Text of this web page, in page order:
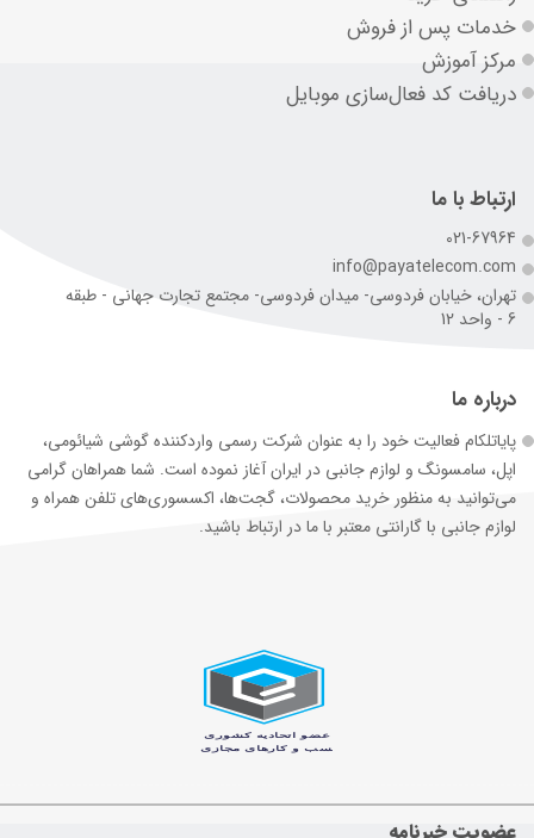
خدمات پس از فروش
مرکز آموزش
دریافت کد فعال‌سازی موبایل
ارتباط با ما
021-67964
info@payatelecom.com
تهران، خیابان فردوسی- میدان فردوسی- مجتمع تجارت جهانی - طبقه
6 - واحد 12
درباره ما
پایاتلکام فعالیت خود را به عنوان شرکت رسمی وارد‌کننده گوشی شیائومی،
اپل، سامسونگ و لوازم جانبی در ایران آغاز نموده است. شما همراهان گرامی
می‌توانید به منظور خرید محصولات، گجت‌ها، اکسسوری‌های تلفن همراه و
لوازم جانبی با گارانتی معتبر با ما در ارتباط باشید.
عضویت خبرنامه